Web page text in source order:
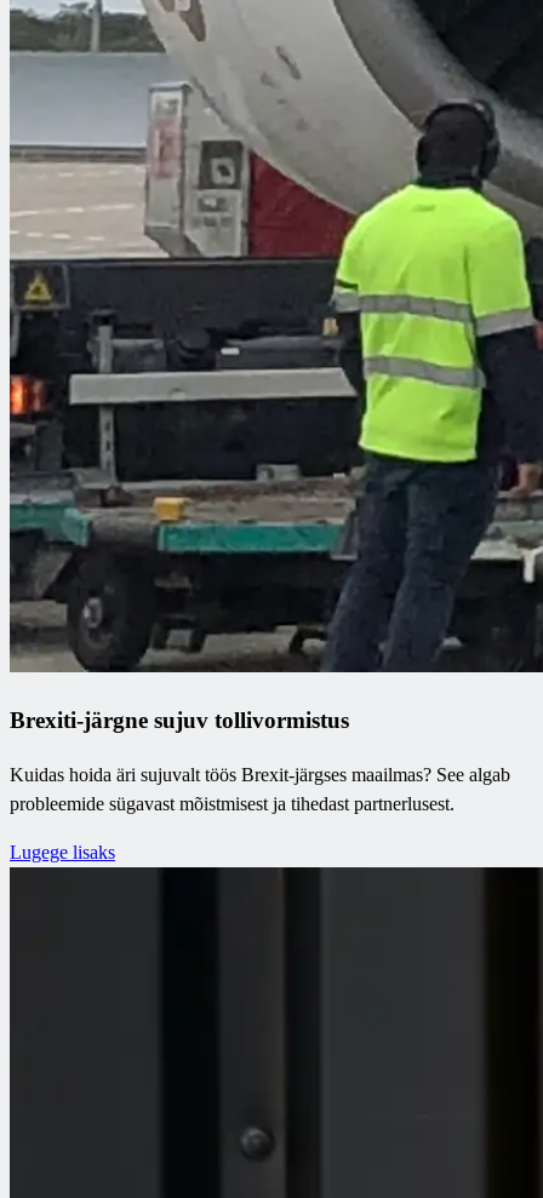
Brexiti-järgne sujuv tollivormistus
Kuidas hoida äri sujuvalt töös Brexit-järgses maailmas? See algab
probleemide sügavast mõistmisest ja tihedast partnerlusest.
Lugege lisaks